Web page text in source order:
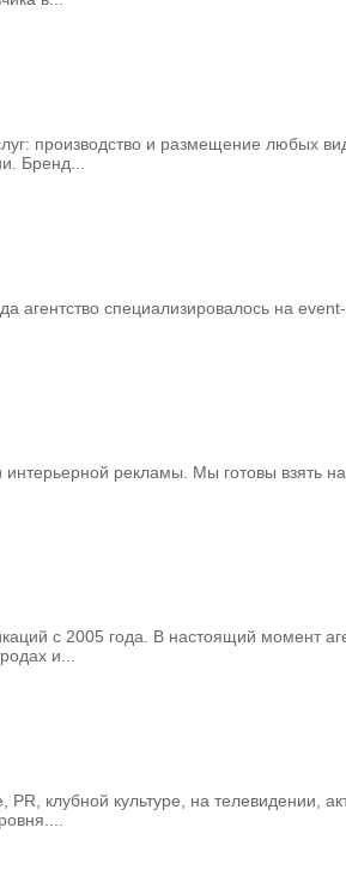
производство и размещение любых
Бренд...
агентство специализировалось на
рекламы. Мы готовы взять на
с 2005 года. В настоящий момент
и...
клубной культуре, на телевидении,